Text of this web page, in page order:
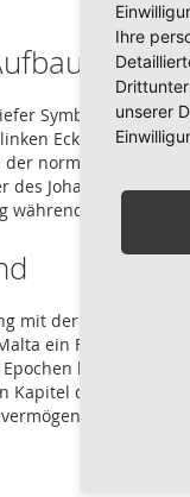
Symbolik und
Ecke, auf dem
der normannischen
der
mit der
ein
hat Einfluss
Kapitel der
des
Ihre
unserer